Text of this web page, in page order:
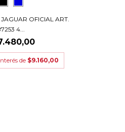
OFICIAL ART.
4...
de $9.160,00